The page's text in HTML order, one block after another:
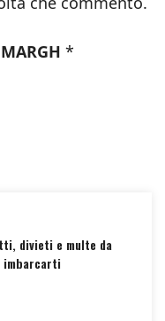
*
divieti e multe da
imbarcarti